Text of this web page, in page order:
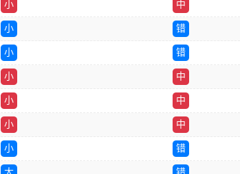
小 中
小 错
小 错
小 中
小 中
小 中
小 错